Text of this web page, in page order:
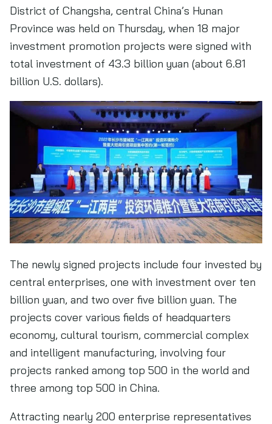
District of Changsha, central China’s Hunan
Province was held on Thursday, when 18 major
investment promotion projects were signed with
total investment of 43.3 billion yuan (about 6.81
billion U.S. dollars).
The newly signed projects include four invested by
central enterprises, one with investment over ten
billion yuan, and two over five billion yuan. The
projects cover various fields of headquarters
economy, cultural tourism, commercial complex
and intelligent manufacturing, involving four
projects ranked among top 500 in the world and
three among top 500 in China.
Attracting nearly 200 enterprise representatives